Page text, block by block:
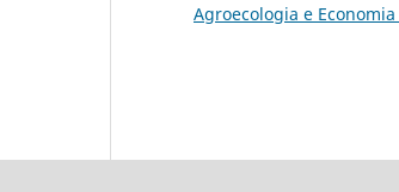
Agroecologia e